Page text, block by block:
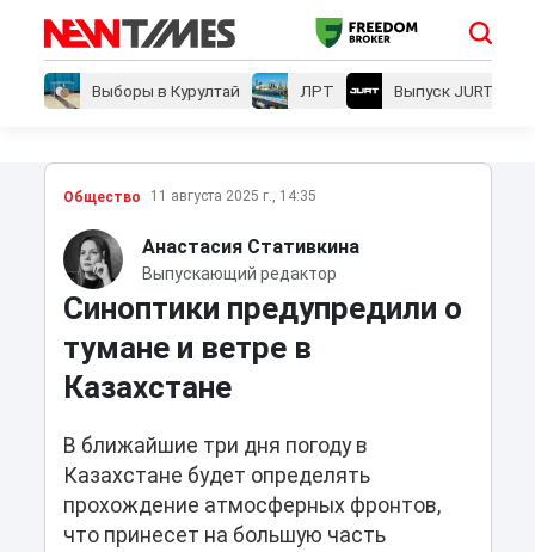
Выборы в Курултай ЛРТ Выпуск JURT
Общество 11 августа 2025 г., 14:35
Анастасия Стативкина
Выпускающий редактор
Синоптики предупредили о
тумане и ветре в
Казахстане
В ближайшие три дня погоду в
Казахстане будет определять
прохождение атмосферных фронтов,
что принесет на большую часть